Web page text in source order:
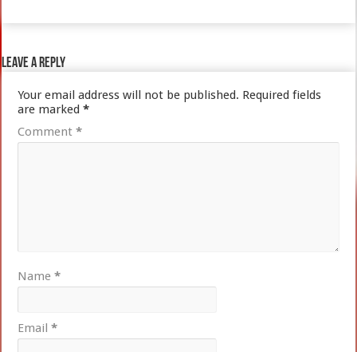
Leave a Reply
Your email address will not be published. Required fields
are marked*
Comment*
Name*
Email*